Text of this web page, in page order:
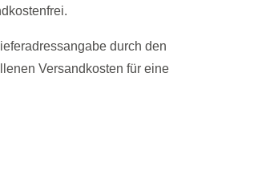
durch den
Versandkosten für eine